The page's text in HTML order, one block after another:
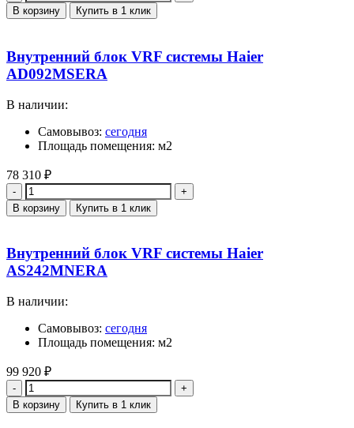
В корзину Купить в 1 клик
Внутренний блок VRF системы Haier
AD092MSERA
В наличии:
Самовывоз: сегодня
Площадь помещения: м2
78 310 ₽
Количество
В корзину Купить в 1 клик
Внутренний блок VRF системы Haier
AS242MNERA
В наличии:
Самовывоз: сегодня
Площадь помещения: м2
99 920 ₽
Количество
В корзину Купить в 1 клик